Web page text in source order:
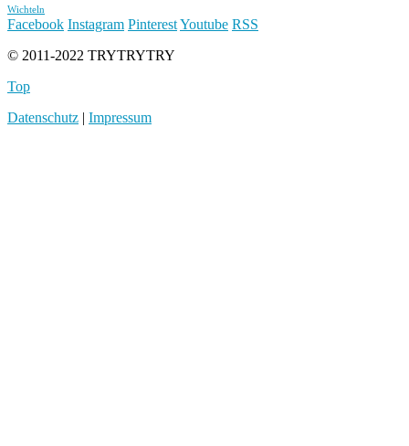
Wichteln
Facebook Instagram PinterestYoutube RSS
© 2011-2022 TRYTRYTRY
Top
Datenschutz | Impressum